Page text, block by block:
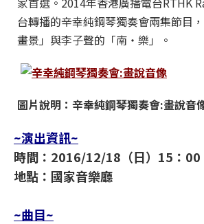
台轉播的辛幸純鋼琴獨奏會兩集節目
畫景」與李子聲的「南‧樂」。
圖片說明：辛幸純鋼琴獨奏會:畫說音
~演出資訊~
時間：2016/12/18（日）15：00
地點：國家音樂廳
~曲目~